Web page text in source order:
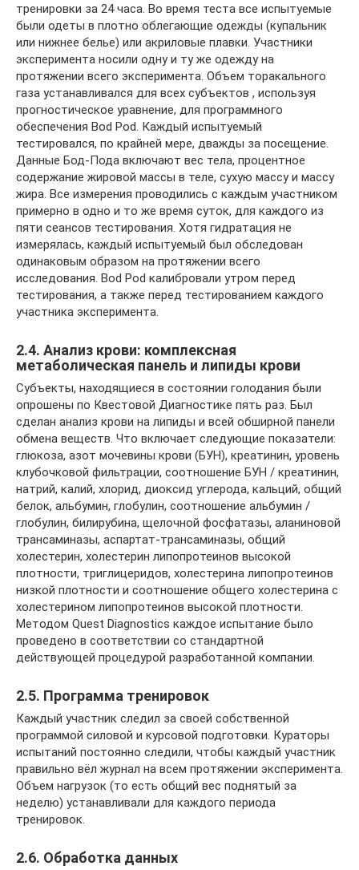
тренировки за 24 часа. Во время теста все испытуемые
были одеты в плотно облегающие одежды (купальник
или нижнее белье) или акриловые плавки. Участники
эксперимента носили одну и ту же одежду на
протяжении всего эксперимента. Объем торакального
газа устанавливался для всех субъектов , используя
прогностическое уравнение, для программного
обеспечения Bod Pod. Каждый испытуемый
тестировался, по крайней мере, дважды за посещение.
Данные Бод-Пода включают вес тела, процентное
содержание жировой массы в теле, сухую массу и массу
жира. Все измерения проводились с каждым участником
примерно в одно и то же время суток, для каждого из
пяти сеансов тестирования. Хотя гидратация не
измерялась, каждый испытуемый был обследован
одинаковым образом на протяжении всего
исследования. Bod Pod калибровали утром перед
тестирования, а также перед тестированием каждого
участника эксперимента.
2.4. Анализ крови: комплексная
метаболическая панель и липиды крови
Субъекты, находящиеся в состоянии голодания были
опрошены по Квестовой Диагностике пять раз. Был
сделан анализ крови на липиды и всей обширной панели
обмена веществ. Что включает следующие показатели:
глюкоза, азот мочевины крови (БУН), креатинин, уровень
клубочковой фильтрации, соотношение БУН / креатинин,
натрий, калий, хлорид, диоксид углерода, кальций, общий
белок, альбумин, глобулин, соотношение альбумин /
глобулин, билирубина, щелочной фосфатазы, аланиновой
трансаминазы, аспартат-трансаминазы, общий
холестерин, холестерин липопротеинов высокой
плотности, триглицеридов, холестерина липопротеинов
низкой плотности и соотношение общего холестерина с
холестерином липопротеинов высокой плотности.
Методом Quest Diagnostics каждое испытание было
проведено в соответствии со стандартной
действующей процедурой разработанной компании.
2.5. Программа тренировок
Каждый участник следил за своей собственной
программой силовой и курсовой подготовки. Кураторы
испытаний постоянно следили, чтобы каждый участник
правильно вёл журнал на всем протяжении эксперимента.
Объем нагрузок (то есть общий вес поднятый за
неделю) устанавливали для каждого периода
тренировок.
2.6. Обработка данных